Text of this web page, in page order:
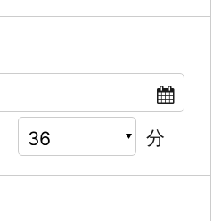
分